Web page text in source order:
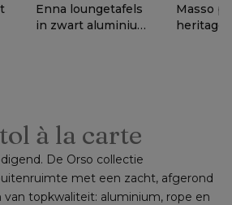
Enna loungetafels
in zwart aluminium
Masso
heritage
à la carte
De Orso collectie
met een zacht, afgerond
topkwaliteit: aluminium, rope en